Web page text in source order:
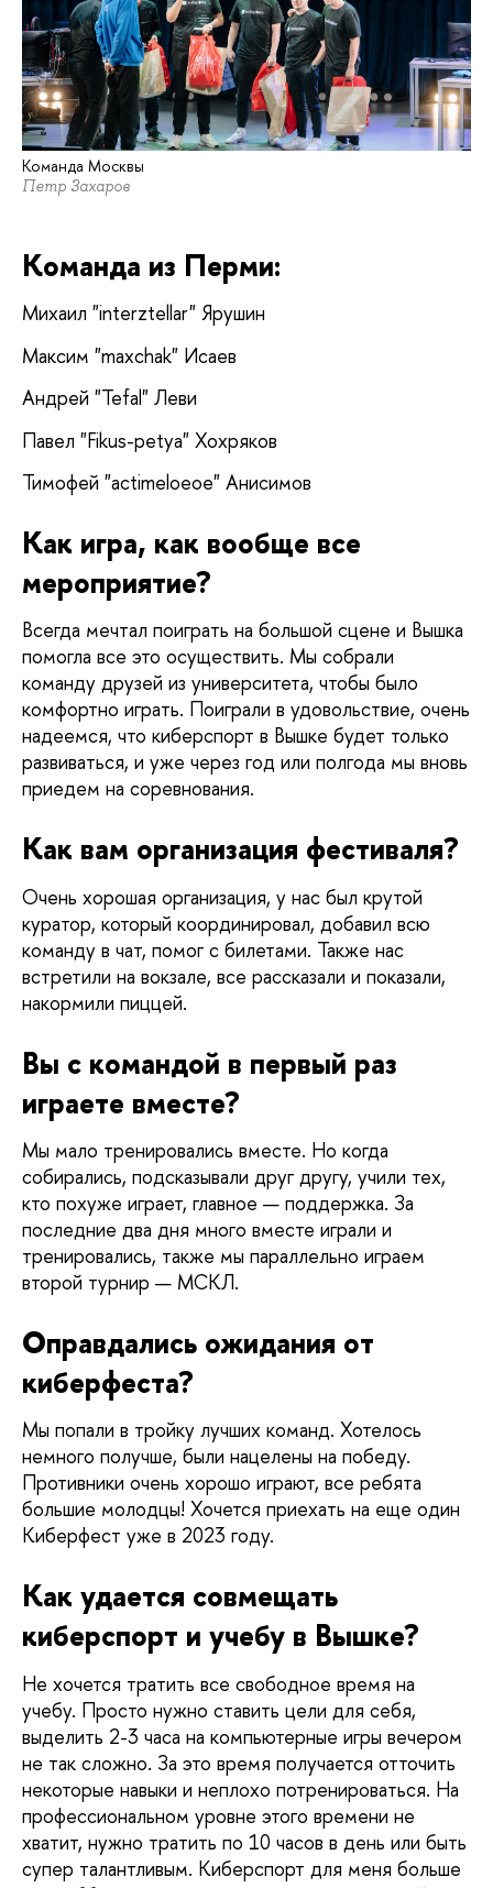
Команда Москвы
Петр Захаров
Команда из Перми:
Михаил "interztellar" Ярушин
Максим "maxchak" Исаев
Андрей "Tefal" Леви
Павел "Fikus-petya" Хохряков
Тимофей "actimeloeoe" Анисимов
Как игра, как вообще все
мероприятие?
Всегда мечтал поиграть на большой сцене и Вышка
помогла все это осуществить. Мы собрали
команду друзей из университета, чтобы было
комфортно играть. Поиграли в удовольствие, очень
надеемся, что киберспорт в Вышке будет только
развиваться, и уже через год или полгода мы вновь
приедем на соревнования.
Как вам организация фестиваля?
Очень хорошая организация, у нас был крутой
куратор, который координировал, добавил всю
команду в чат, помог с билетами. Также нас
встретили на вокзале, все рассказали и показали,
накормили пиццей.
Вы с командой в первый раз
играете вместе?
Мы мало тренировались вместе. Но когда
собирались, подсказывали друг другу, учили тех,
кто похуже играет, главное — поддержка. За
последние два дня много вместе играли и
тренировались, также мы параллельно играем
второй турнир — МСКЛ.
Оправдались ожидания от
киберфеста?
Мы попали в тройку лучших команд. Хотелось
немного получше, были нацелены на победу.
Противники очень хорошо играют, все ребята
большие молодцы! Хочется приехать на еще один
Киберфест уже в 2023 году.
Как удается совмещать
киберспорт и учебу в Вышке?
Не хочется тратить все свободное время на
учебу. Просто нужно ставить цели для себя,
выделить 2-3 часа на компьютерные игры вечером
не так сложно. За это время получается отточить
некоторые навыки и неплохо потренироваться. На
профессиональном уровне этого времени не
хватит, нужно тратить по 10 часов в день или быть
супер талантливым. Киберспорт для меня больше